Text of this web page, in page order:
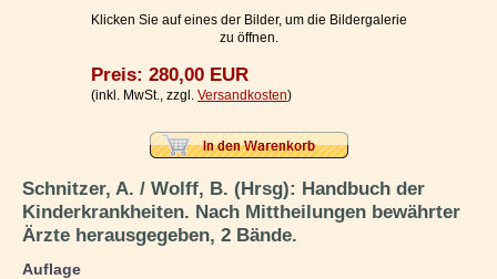
Ihr WarenkorbKlicken Sie auf eines der Bilder, um die Bildergalerie
zu öffnen.
Preis: 280,00 EUR
(inkl. MwSt., zzgl. Versandkosten)
Schnitzer, A. / Wolff, B. (Hrsg): Handbuch der
Kinderkrankheiten. Nach Mittheilungen bewährter
Ärzte herausgegeben, 2 Bände.
Auflage